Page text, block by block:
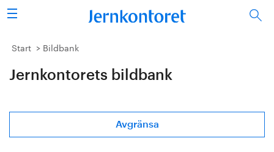
Sök
Stålindustrin
Vision 2050
Energi/miljö
Start Bildbank
Jernkontorets bildbank
Avgränsa